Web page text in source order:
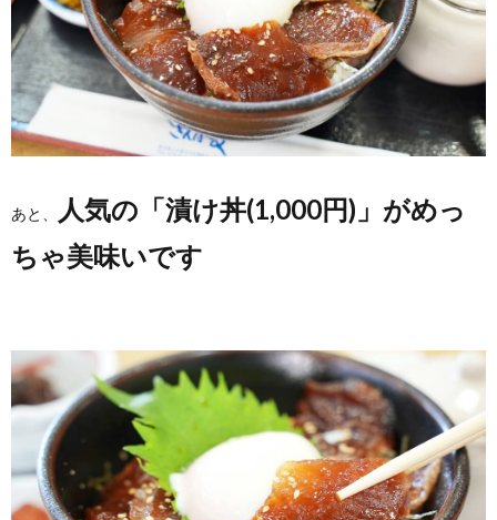
あと、
人気の「漬け丼(1,000円)」がめっ
ちゃ美味いです